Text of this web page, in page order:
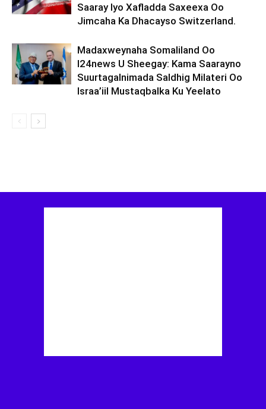
Saaray Iyo Xafladda Saxeexa Oo
Jimcaha Ka Dhacayso Switzerland.
Madaxweynaha Somaliland Oo
I24news U Sheegay: Kama Saarayno
Suurtagalnimada Saldhig Milateri Oo
Israa’iil Mustaqbalka Ku Yeelato